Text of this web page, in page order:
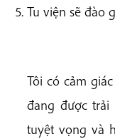
Tu viện sẽ đào
Tôi có cảm
đang được trải
tuyệt vọng và